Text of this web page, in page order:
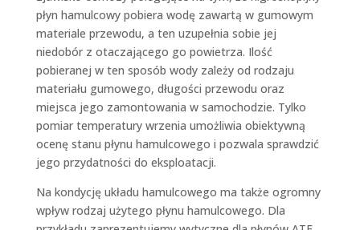
płyn hamulcowy pobiera wodę zawartą w gumowym
materiale przewodu, a ten uzupełnia sobie jej
niedobór z otaczającego go powietrza. Ilość
pobieranej w ten sposób wody zależy od rodzaju
materiału gumowego, długości przewodu oraz
miejsca jego zamontowania w samochodzie. Tylko
pomiar temperatury wrzenia umożliwia obiektywną
ocenę stanu płynu hamulcowego i pozwala sprawdzić
jego przydatności do eksploatacji.
Na kondycję układu hamulcowego ma także ogromny
wpływ rodzaj użytego płynu hamulcowego. Dla